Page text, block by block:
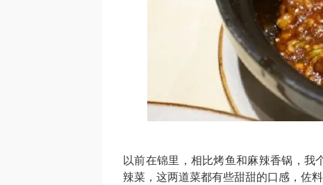
以前在锦里，相比烤鱼和麻辣香锅，我
辣菜，这两道菜都有些甜甜的口感，佐